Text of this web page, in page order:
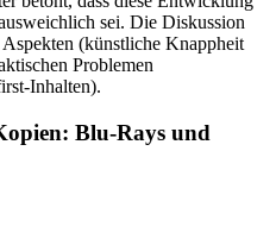
sei. Die Diskussion
(künstliche Knappheit
Problemen
Inhalten).
Blu-Rays und